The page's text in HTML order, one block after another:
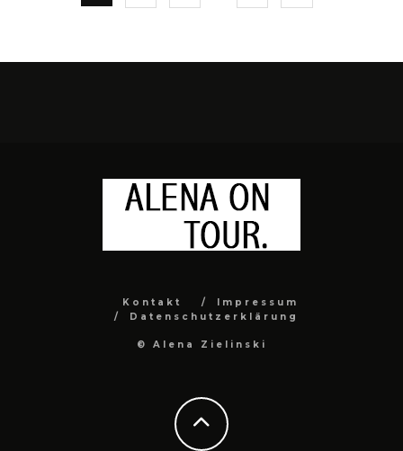
Kontakt
Impressum
Datenschutzerklärung
© Alena Zielinski